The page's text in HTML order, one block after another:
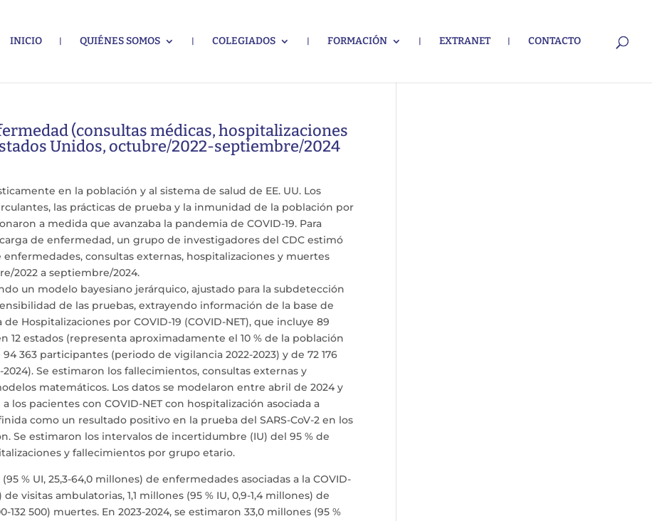
INICIO QUIÉNES SOMOS COLEGIADOS FORMACIÓN EXTRANET CONTACTO
(consultas médicas, hospitalizaciones
Unidos, octubre/2022-septiembre/2024
en la población y al sistema de salud de EE. UU. Los
las prácticas de prueba y la inmunidad de la población por
a medida que avanzaba la pandemia de COVID-19. Para
de enfermedad, un grupo de investigadores del CDC estimó
consultas externas, hospitalizaciones y muertes
2022 a septiembre/2024.
un modelo bayesiano jerárquico, ajustado para la subdetección
de las pruebas, extrayendo información de la base de
Hospitalizaciones por COVID-19 (COVID-NET), que incluye 89
12 estados (representa aproximadamente el 10 % de la población
363 participantes (periodo de vigilancia 2022-2023) y de 72 176
Se estimaron los fallecimientos, consultas externas y
matemáticos. Los datos se modelaron entre abril de 2024 y
los pacientes con COVID-NET con hospitalización asociada a
como un resultado positivo en la prueba del SARS-CoV-2 en los
Se estimaron los intervalos de incertidumbre (IU) del 95 % de
y fallecimientos por grupo etario.
% UI, 25,3-64,0 millones) de enfermedades asociadas a la COVID-
de visitas ambulatorias, 1,1 millones (95 % IU, 0,9-1,4 millones) de
132 500) muertes. En 2023-2024, se estimaron 33,0 millones (95 %